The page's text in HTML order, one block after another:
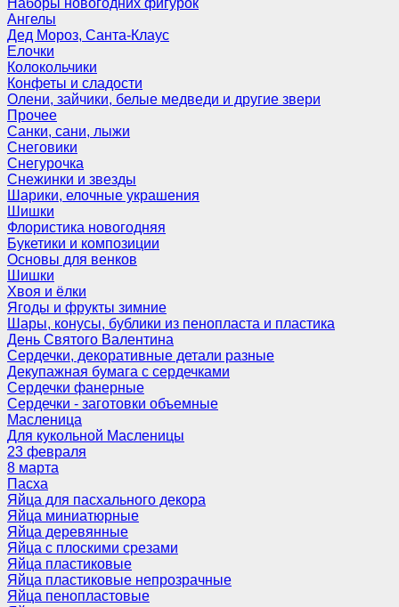
Наборы новогодних фигурок
Ангелы
Дед Мороз, Санта-Клаус
Елочки
Колокольчики
Конфеты и сладости
Олени, зайчики, белые медведи и другие звери
Прочее
Санки, сани, лыжи
Снеговики
Снегурочка
Снежинки и звезды
Шарики, елочные украшения
Шишки
Флористика новогодняя
Букетики и композиции
Основы для венков
Шишки
Хвоя и ёлки
Ягоды и фрукты зимние
Шары, конусы, бублики из пенопласта и пластика
День Святого Валентина
Сердечки, декоративные детали разные
Декупажная бумага с сердечками
Сердечки фанерные
Сердечки - заготовки объемные
Масленица
Для кукольной Масленицы
23 февраля
8 марта
Пасха
Яйца для пасхального декора
Яйца миниатюрные
Яйца деревянные
Яйца с плоскими срезами
Яйца пластиковые
Яйца пластиковые непрозрачные
Яйца пенопластовые